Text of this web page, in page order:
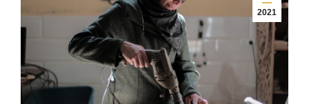
2021